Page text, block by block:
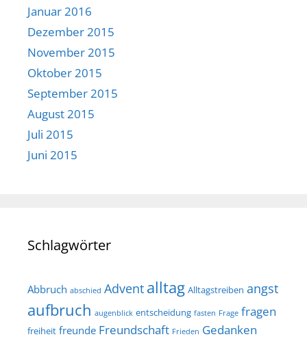
Januar 2016
Dezember 2015
November 2015
Oktober 2015
September 2015
August 2015
Juli 2015
Juni 2015
Schlagwörter
Abbruch abschied Advent alltag Alltagstreiben angst
aufbruch augenblick entscheidung fasten Frage fragen
freiheit freunde Freundschaft Frieden Gedanken